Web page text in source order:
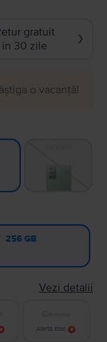
gratuit
in 30 zile
❯
o vacanță!
256 GB
Vezi detalii
Alertă stoc